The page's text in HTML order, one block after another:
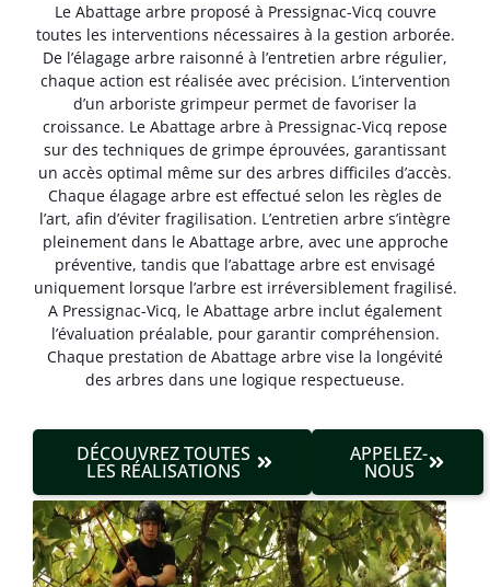
Le Abattage arbre proposé à Pressignac-Vicq couvre
toutes les interventions nécessaires à la gestion arborée.
De l’élagage arbre raisonné à l’entretien arbre régulier,
chaque action est réalisée avec précision. L’intervention
d’un arboriste grimpeur permet de favoriser la
croissance. Le Abattage arbre à Pressignac-Vicq repose
sur des techniques de grimpe éprouvées, garantissant
un accès optimal même sur des arbres difficiles d’accès.
Chaque élagage arbre est effectué selon les règles de
l’art, afin d’éviter fragilisation. L’entretien arbre s’intègre
pleinement dans le Abattage arbre, avec une approche
préventive, tandis que l’abattage arbre est envisagé
uniquement lorsque l’arbre est irréversible­ment fragilisé.
A Pressignac-Vicq, le Abattage arbre inclut également
l’évaluation préalable, pour garantir compréhension.
Chaque prestation de Abattage arbre vise la longévité
des arbres dans une logique respectueuse.
DÉCOUVREZ TOUTES
LES RÉALISATIONS
APPELEZ-
NOUS